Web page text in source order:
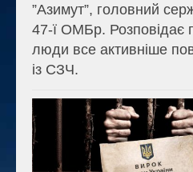
⁨”Азимут”, головний
47-ї ОМБр. Розповідає
люди все активніше
із СЗЧ.